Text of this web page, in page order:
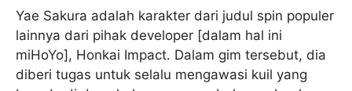
Yae Sakura adalah karakter dari judul spin populer
lainnya dari pihak developer [dalam hal ini
miHoYo], Honkai Impact. Dalam gim tersebut, dia
diberi tugas untuk selalu mengawasi kuil yang